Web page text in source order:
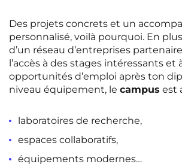
Des projets concrets et un
personnalisé, voilà pourquoi. En
d’un réseau d’entreprises
l’accès à des stages intéressants et
opportunités d’emploi après ton
niveau équipement, le campus est
laboratoires de recherche,
espaces collaboratifs,
équipements modernes…